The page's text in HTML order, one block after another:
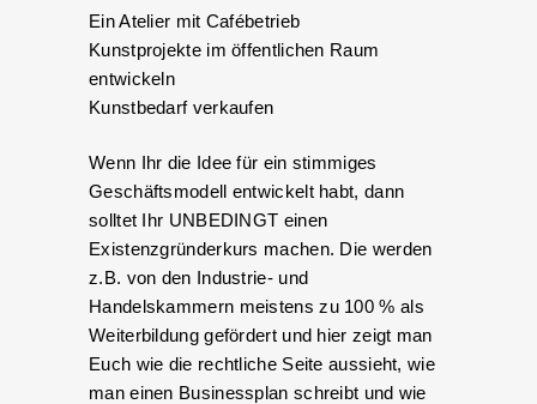
Ein Atelier mit Cafébetrieb
Kunstprojekte im öffentlichen Raum
entwickeln
Kunstbedarf verkaufen
Wenn Ihr die Idee für ein stimmiges
Geschäftsmodell entwickelt habt, dann
solltet Ihr UNBEDINGT einen
Existenzgründerkurs machen. Die werden
z.B. von den Industrie- und
Handelskammern meistens zu 100 % als
Weiterbildung gefördert und hier zeigt man
Euch wie die rechtliche Seite aussieht, wie
man einen Businessplan schreibt und wie